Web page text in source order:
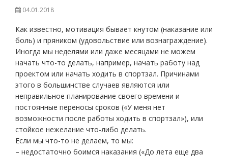
04.01.2018
Как известно, мотивация бывает кнутом (наказание или
боль) и пряником (удовольствие или вознаграждение).
Иногда мы неделями или даже месяцами не можем
начать что-то делать, например, начать работу над
проектом или начать ходить в спортзал. Причинами
этого в большинстве случаев являются или
неправильное планирование своего времени и
постоянные переносы сроков («У меня нет
возможности после работы ходить в спортзал»), или
стойкое нежелание что-либо делать.
Если мы что-то не делаем, то мы:
– недостаточно боимся наказания («До лета еще два